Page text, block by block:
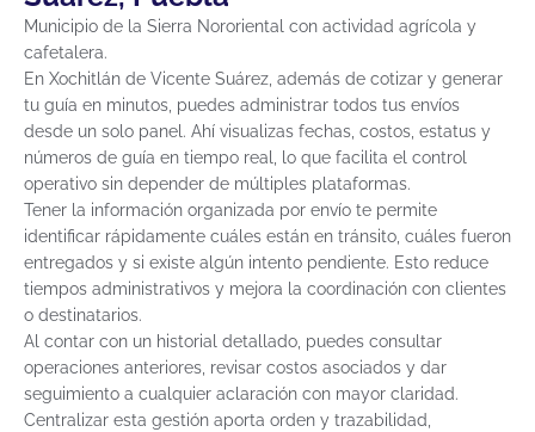
Municipio de la Sierra Nororiental con actividad agrícola y
cafetalera.
En Xochitlán de Vicente Suárez, además de cotizar y generar
tu guía en minutos, puedes administrar todos tus envíos
desde un solo panel. Ahí visualizas fechas, costos, estatus y
números de guía en tiempo real, lo que facilita el control
operativo sin depender de múltiples plataformas.
Tener la información organizada por envío te permite
identificar rápidamente cuáles están en tránsito, cuáles fueron
entregados y si existe algún intento pendiente. Esto reduce
tiempos administrativos y mejora la coordinación con clientes
o destinatarios.
Al contar con un historial detallado, puedes consultar
operaciones anteriores, revisar costos asociados y dar
seguimiento a cualquier aclaración con mayor claridad.
Centralizar esta gestión aporta orden y trazabilidad,